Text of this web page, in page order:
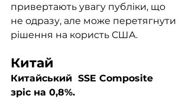
привертають увагу публіки, що
не одразу, але може перетягнути
рішення на користь США.
Китай
Китайський  SSE Composite
зріс на 0,8%.